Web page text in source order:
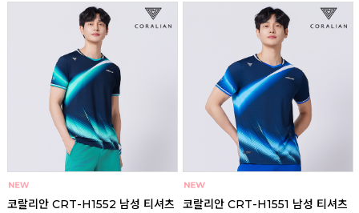
코랄리안 CRT-H1552 남성 티셔츠 코랄리안 CRT-H1551 남성 티셔츠